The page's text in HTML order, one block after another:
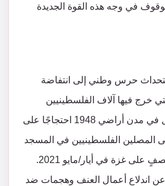
في وجه هذه القوة الجديدة
حرس وطني إلى انتفاضة
خرج فيها آلاف الفلسطينيين
المواطنين في إسرائيل في مدن أراضي 1948 احتجاجًا على
المصلين الفلسطينيين في المسجد
الأقصى وما تلاه من قصفٍ على غزة في أيار/مايو 2021.
اندلاع أعمال العنف وهجمات ضد